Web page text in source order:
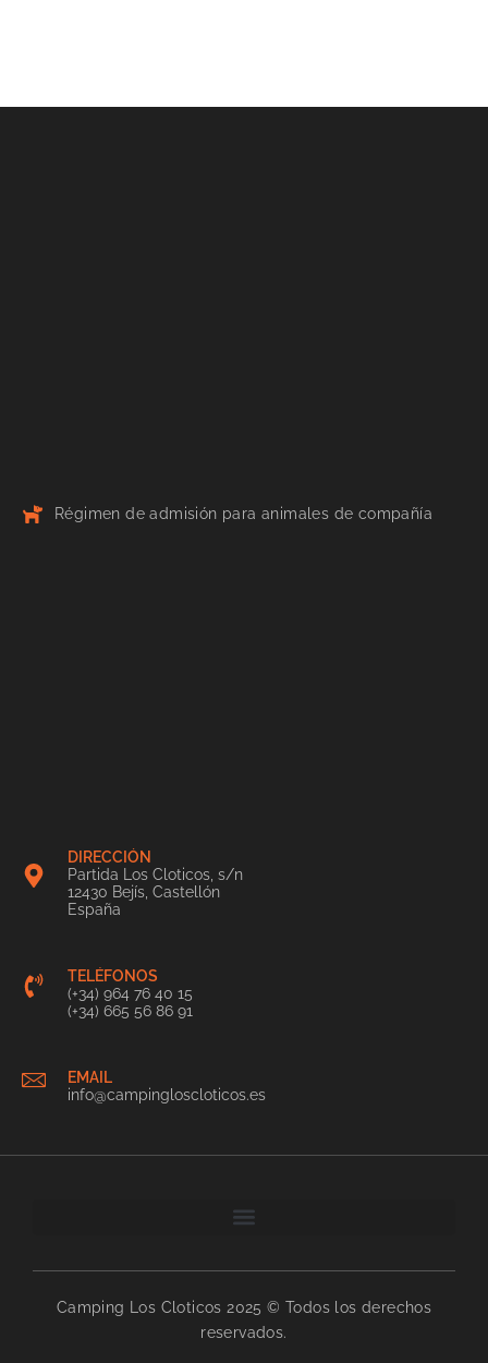
Régimen de admisión para animales de compañía
DIRECCIÓN
Partida Los Cloticos, s/n
12430 Bejís, Castellón
España
TELÉFONOS
(+34) 964 76 40 15
(+34) 665 56 86 91
EMAIL
info@campingloscloticos.es
Camping Los Cloticos 2025 © Todos los derechos
reservados.